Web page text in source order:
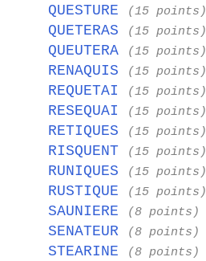
QUESTURE (15 points)
QUETERAS (15 points)
QUEUTERA (15 points)
RENAQUIS (15 points)
REQUETAI (15 points)
RESEQUAI (15 points)
RETIQUES (15 points)
RISQUENT (15 points)
RUNIQUES (15 points)
RUSTIQUE (15 points)
SAUNIERE (8 points)
SENATEUR (8 points)
STEARINE (8 points)